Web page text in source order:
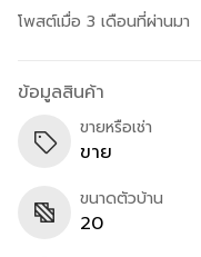
โพสต์เมื่อ 3 เดือนที่ผ่านมา
ข้อมูลสินค้า
ขายหรือเช่า
ขาย
ขนาดตัวบ้าน
20